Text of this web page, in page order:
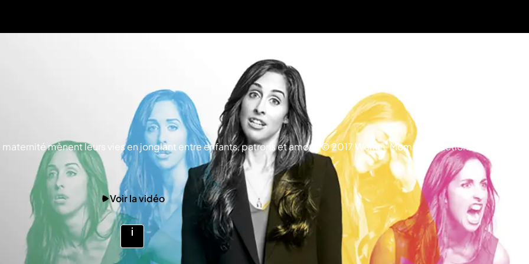
mènent leurs vies en jonglant entre enfants, patrons et amour. © 2017 Workin' Moms Productions ULC. All
Voir la vidéo
Voir
plus